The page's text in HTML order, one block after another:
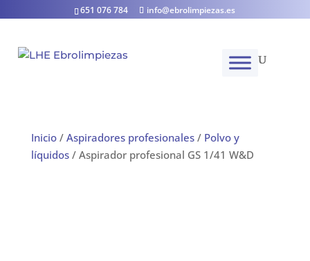
651 076 784 info@ebrolimpiezas.es
Inicio/ Aspiradores profesionales/ Polvo y
líquidos/ Aspirador profesional GS 1/41 W&D